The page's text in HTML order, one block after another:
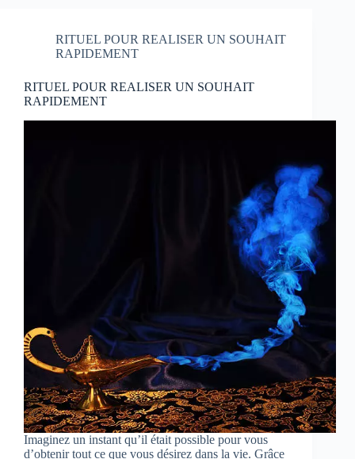
RITUEL POUR REALISER UN SOUHAIT
RAPIDEMENT
RITUEL POUR REALISER UN SOUHAIT
RAPIDEMENT
Imaginez un instant qu’il était possible pour vous
d’obtenir tout ce que vous désirez dans la vie. Grâce